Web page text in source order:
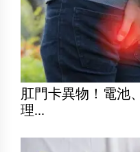
肛門卡異物！電
理...